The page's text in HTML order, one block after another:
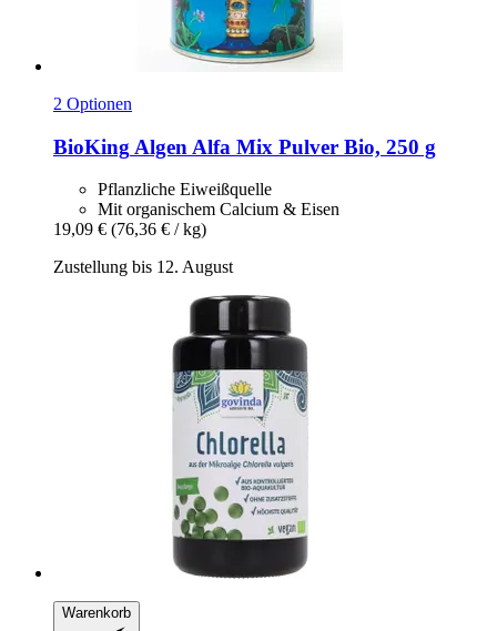
2 Optionen
BioKing Algen Alfa Mix Pulver Bio, 250 g
Pflanzliche Eiweißquelle
Mit organischem Calcium & Eisen
19,09 € (76,36 € / kg)
Zustellung bis 12. August
Warenkorb